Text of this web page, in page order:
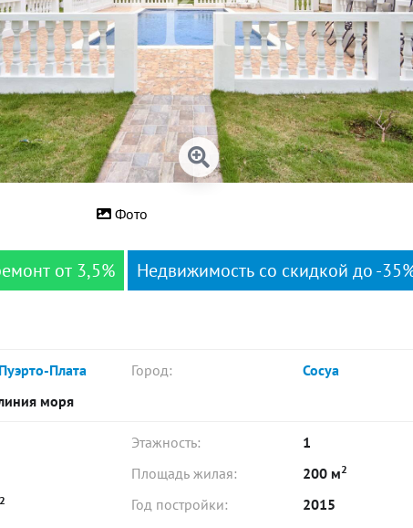
Фото
от 3,5% Недвижимость со скидкой до -
Плата Город:
Сосуа
моря
Этажность:
1
Площадь жилая: 200 м2
2 Год постройки:
2015